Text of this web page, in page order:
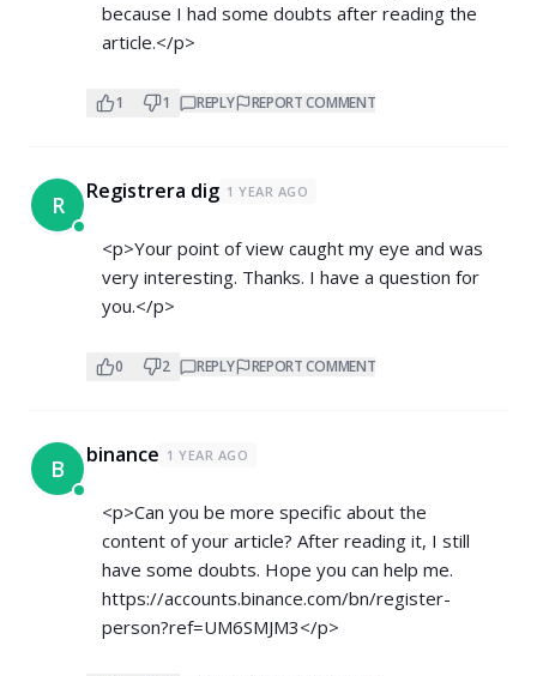
because I had some doubts after reading the
article.</p>
1 1 REPLY REPORT COMMENT
R Registrera dig 1 YEAR AGO
<p>Your point of view caught my eye and was
very interesting. Thanks. I have a question for
you.</p>
0 2 REPLY REPORT COMMENT
B binance 1 YEAR AGO
<p>Can you be more specific about the
content of your article? After reading it, I still
have some doubts. Hope you can help me.
https://accounts.binance.com/bn/register-
person?ref=UM6SMJM3</p>